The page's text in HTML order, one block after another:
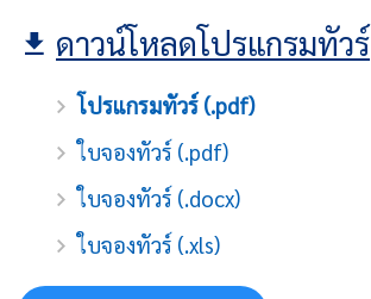
ดาวน์โหลดโปรแกรมทัวร์
โปรแกรมทัวร์ (.pdf)
ใบจองทัวร์ (.pdf)
ใบจองทัวร์ (.docx)
ใบจองทัวร์ (.xls)